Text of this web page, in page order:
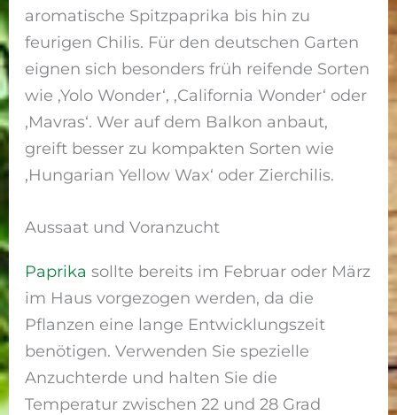
aromatische Spitzpaprika bis hin zu
feurigen Chilis. Für den deutschen Garten
eignen sich besonders früh reifende Sorten
wie ‚Yolo Wonder‘, ‚California Wonder‘ oder
‚Mavras‘. Wer auf dem Balkon anbaut,
greift besser zu kompakten Sorten wie
‚Hungarian Yellow Wax‘ oder Zierchilis.
Aussaat und Voranzucht
Paprika sollte bereits im Februar oder März
im Haus vorgezogen werden, da die
Pflanzen eine lange Entwicklungszeit
benötigen. Verwenden Sie spezielle
Anzuchterde und halten Sie die
Temperatur zwischen 22 und 28 Grad